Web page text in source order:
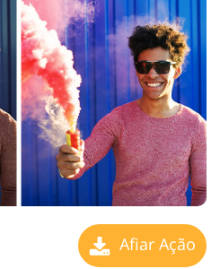
Afiar Ação